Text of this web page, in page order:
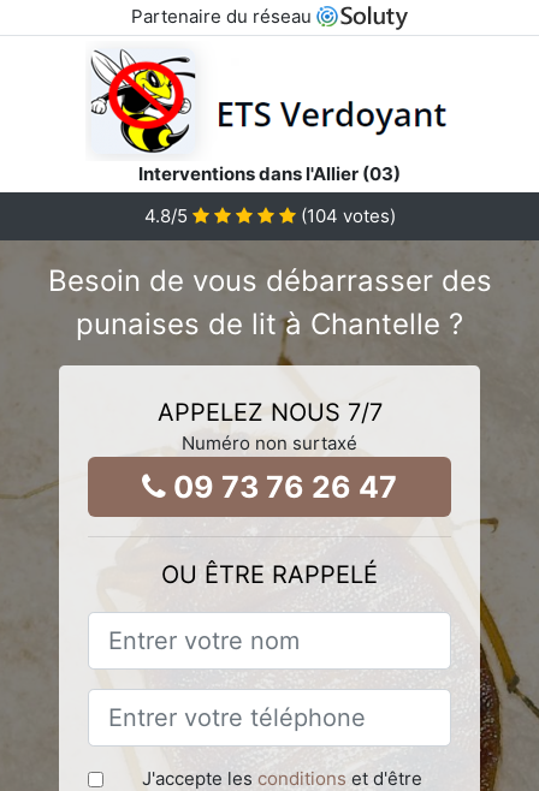
Partenaire du réseau
Interventions dans l'Allier (03)
4.8/5 (104 votes)
Besoin de vous débarrasser des
punaises de lit à Chantelle ?
APPELEZ NOUS 7/7
Numéro non surtaxé
09 73 76 26 47
OU ÊTRE RAPPELÉ
J'accepte les conditions et d'être